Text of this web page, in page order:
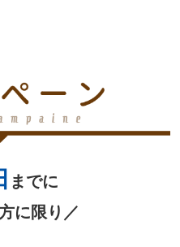
までに
に限り／